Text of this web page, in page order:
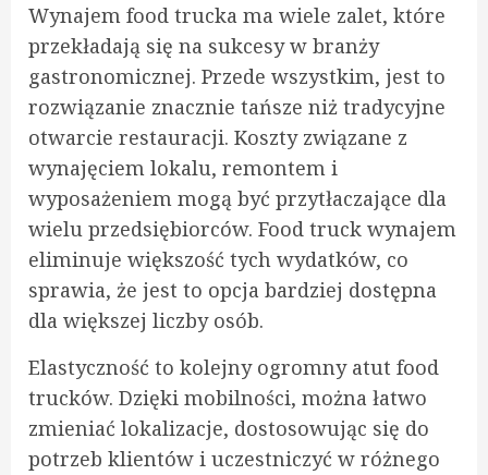
Wynajem food trucka ma wiele zalet, które
przekładają się na sukcesy w branży
gastronomicznej. Przede wszystkim, jest to
rozwiązanie znacznie tańsze niż tradycyjne
otwarcie restauracji. Koszty związane z
wynajęciem lokalu, remontem i
wyposażeniem mogą być przytłaczające dla
wielu przedsiębiorców. Food truck wynajem
eliminuje większość tych wydatków, co
sprawia, że jest to opcja bardziej dostępna
dla większej liczby osób.
Elastyczność to kolejny ogromny atut food
trucków. Dzięki mobilności, można łatwo
zmieniać lokalizacje, dostosowując się do
potrzeb klientów i uczestniczyć w różnego